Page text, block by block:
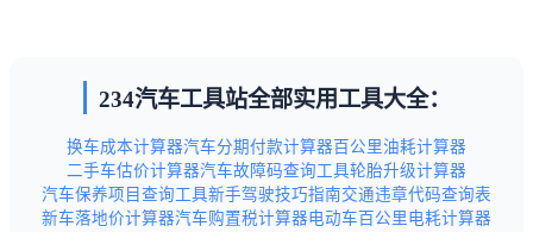
234汽车工具站全部实用工具大全：
换车成本计算器汽车分期付款计算器百公里油耗计算器
二手车估价计算器汽车故障码查询工具轮胎升级计算器
汽车保养项目查询工具新手驾驶技巧指南交通违章代码查询表
新车落地价计算器汽车购置税计算器电动车百公里电耗计算器